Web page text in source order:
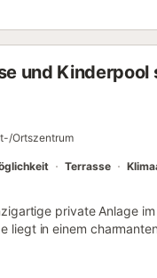
und Kinderpool
Ortszentrum
Terrasse
private Anlage
liegt in einem
Aufenthalt noch